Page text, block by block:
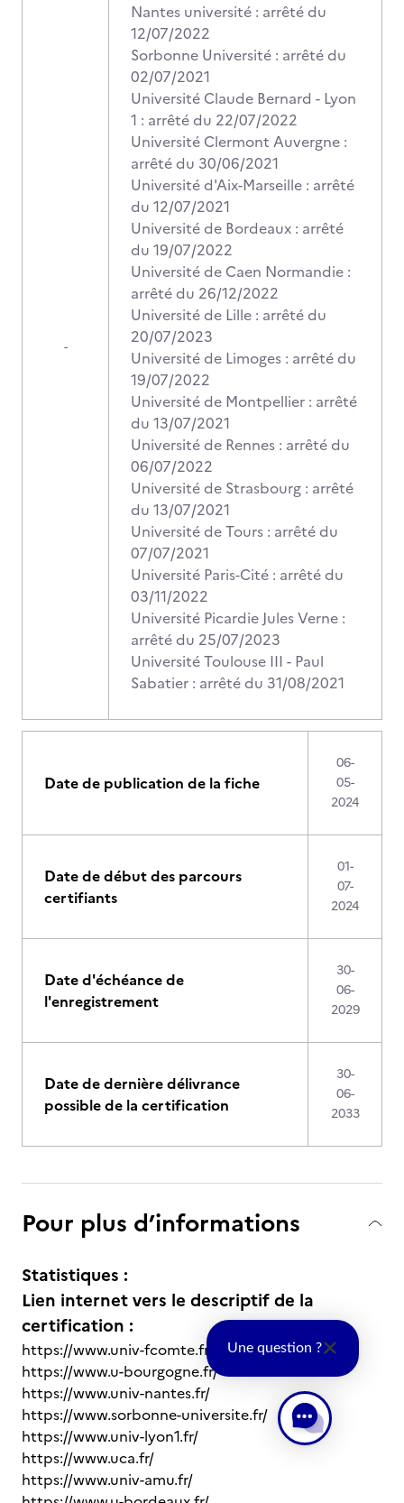
-
Nantes université : arrêté du
12/07/2022
Sorbonne Université : arrêté du
02/07/2021
Université Claude Bernard - Lyon
1 : arrêté du 22/07/2022
Université Clermont Auvergne :
arrêté du 30/06/2021
Université d'Aix-Marseille : arrêté
du 12/07/2021
Université de Bordeaux : arrêté
du 19/07/2022
Université de Caen Normandie :
arrêté du 26/12/2022
Université de Lille : arrêté du
20/07/2023
Université de Limoges : arrêté du
19/07/2022
Université de Montpellier : arrêté
du 13/07/2021
Université de Rennes : arrêté du
06/07/2022
Université de Strasbourg : arrêté
du 13/07/2021
Université de Tours : arrêté du
07/07/2021
Université Paris-Cité : arrêté du
03/11/2022
Université Picardie Jules Verne :
arrêté du 25/07/2023
Université Toulouse III - Paul
Sabatier : arrêté du 31/08/2021
Date de publication de la fiche
06-
05-
2024
Date de début des parcours
certifiants
01-
07-
2024
Date d'échéance de
l'enregistrement
30-
06-
2029
Date de dernière délivrance
possible de la certification
30-
06-
2033
Pour plus d’informations
Statistiques :
Lien internet vers le descriptif de la
certification :
https://www.univ-fcomte.fr/
https://www.u-bourgogne.fr/
https://www.univ-nantes.fr/
https://www.sorbonne-universite.fr/
https://www.univ-lyon1.fr/
https://www.uca.fr/
https://www.univ-amu.fr/
Une question ?